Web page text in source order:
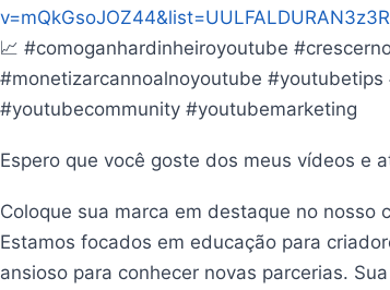
📈 #comoganhardinheiroyoutube
#monetizarcannoalnoyoutube
#youtubecommunity #youtubemarketing
Espero que você goste dos meus vídeos e
Coloque sua marca em destaque no nosso
Estamos focados em educação para
ansioso para conhecer novas parcerias.